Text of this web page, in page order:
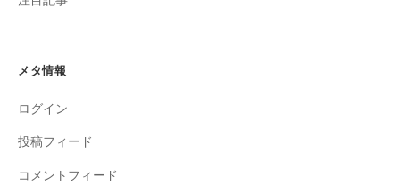
メタ情報
ログイン
投稿フィード
コメントフィード